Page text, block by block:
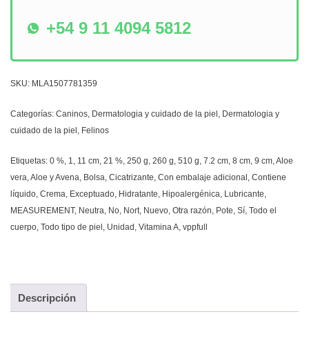
+54 9 11 4094 5812
SKU: MLA1507781359
Categorías: Caninos, Dermatologia y cuidado de la piel , Dermatologia y
cuidado de la piel , Felinos
Etiquetas: 0 %, 1, 11 cm, 21 %, 250 g, 260 g, 510 g, 7.2 cm, 8 cm, 9 cm,Aloe
vera,Aloe y Avena, Bolsa, Cicatrizante, Con embalaje adicional , Contiene
líquido, Crema, Exceptuado, Hidratante, Hipoalergénica, Lubricante,
MEASUREMENT, Neutra, No, Nort, Nuevo, Otra razón, Pote, Sí, Todo el
cuerpo, Todo tipo de piel , Unidad , Vitamina A, vppfull
Descripción